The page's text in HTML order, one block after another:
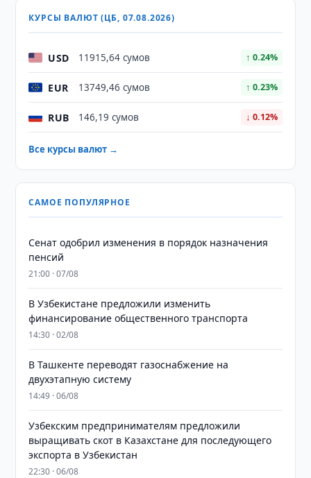
КУРСЫ ВАЛЮТ (ЦБ, 07.08.2026)
USD 11915,64 сумов ↑ 0.24%
EUR 13749,46 сумов ↑ 0.23%
RUB 146,19 сумов ↓ 0.12%
Все курсы валют →
САМОЕ ПОПУЛЯРНОЕ
Сенат одобрил изменения в порядок назначения
пенсий
21:00 · 07/08
В Узбекистане предложили изменить
финансирование общественного транспорта
14:30 · 02/08
В Ташкенте переводят газоснабжение на
двухэтапную систему
14:49 · 06/08
Узбекским предпринимателям предложили
выращивать скот в Казахстане для последующего
экспорта в Узбекистан
22:30 · 06/08